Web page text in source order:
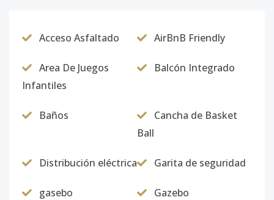
Acceso Asfaltado AirBnB Friendly
Area De Juegos
Infantiles
Balcón Integrado
Baños
Cancha de Basket
Ball
Distribución eléctrica Garita de seguridad
gasebo Gazebo